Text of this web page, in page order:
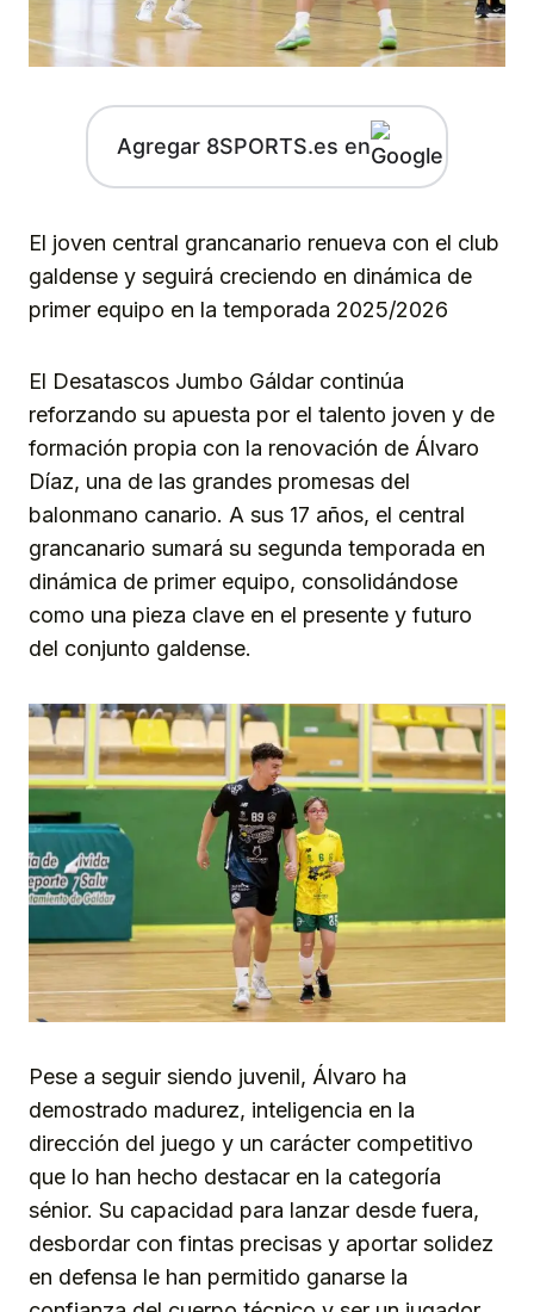
Agregar 8SPORTS.es en
El joven central grancanario renueva con el club
galdense y seguirá creciendo en dinámica de
primer equipo en la temporada 2025/2026
El Desatascos Jumbo Gáldar continúa
reforzando su apuesta por el talento joven y de
formación propia con la renovación de Álvaro
Díaz, una de las grandes promesas del
balonmano canario. A sus 17 años, el central
grancanario sumará su segunda temporada en
dinámica de primer equipo, consolidándose
como una pieza clave en el presente y futuro
del conjunto galdense.
Pese a seguir siendo juvenil, Álvaro ha
demostrado madurez, inteligencia en la
dirección del juego y un carácter competitivo
que lo han hecho destacar en la categoría
sénior. Su capacidad para lanzar desde fuera,
desbordar con fintas precisas y aportar solidez
en defensa le han permitido ganarse la